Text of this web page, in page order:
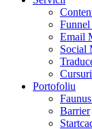
Email
Social
Portofoliu
Barrier